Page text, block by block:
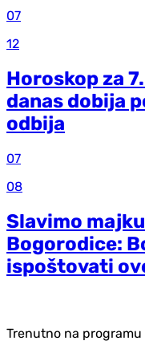
07
12
Horoskop za
danas dobija
odbija
07
08
Slavimo
Bogorodice:
ispoštovati
Trenutno na programu